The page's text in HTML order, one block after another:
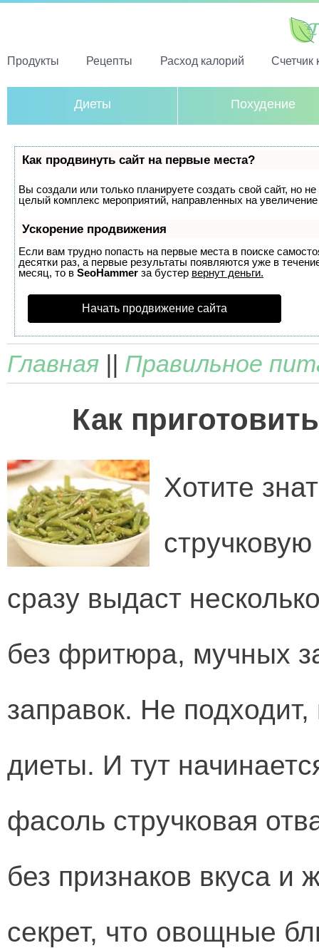
Продукты Рецепты Расход калорий Счетчик
Диеты Похудение
Как продвинуть сайт на первые места?
Вы создали или только планируете создать свой сайт, но
целый комплекс мероприятий, направленных на
Ускорение продвижения
Если вам трудно попасть на первые места в поиске
десятки раз, а первые результаты появляются уже в
месяц, то в SeoHammer за бустер вернут деньги.
Начать продвижение сайта
Главная || Правильное
Как
Хотите
сразу выдаст
без фритюра, мучных
заправок. Не
диеты. И тут
фасоль стручковая
без признаков вкуса
секрет, что овощные